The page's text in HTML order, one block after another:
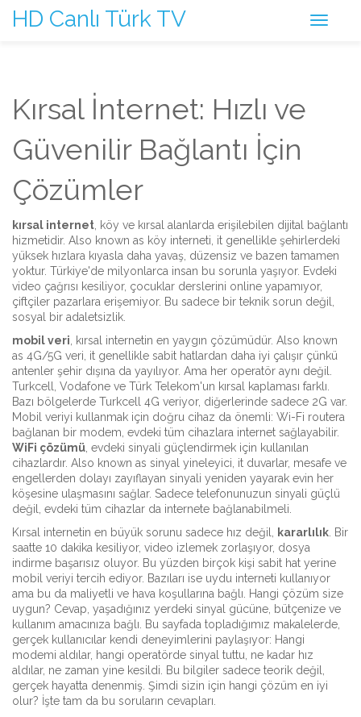
HD Canlı Türk TV
Kırsal İnternet: Hızlı ve
Güvenilir Bağlantı İçin
Çözümler
kırsal internet köy ve kırsal alanlarda erişilebilen dijital bağlantı
hizmetidir. Also known as köy interneti , it genellikle şehirlerdeki
yüksek hızlara kıyasla daha yavaş, düzensiz ve bazen tamamen
yoktur. Türkiye'de milyonlarca insan bu sorunla yaşıyor. Evdeki
video çağrısı kesiliyor, çocuklar derslerini online yapamıyor,
çiftçiler pazarlara erişemiyor. Bu sadece bir teknik sorun değil,
sosyal bir adaletsizlik.
mobil veri
kırsal internetin en yaygın çözümüdür. Also known
as 4G/5G veri , it genellikle sabit hatlardan daha iyi çalışır çünkü
antenler şehir dışına da yayılıyor. Ama her operatör aynı değil.
Turkcell, Vodafone ve Türk Telekom'un kırsal kaplaması farklı.
Bazı bölgelerde Turkcell 4G veriyor, diğerlerinde sadece 2G var.
Mobil veriyi kullanmak için doğru cihaz da önemli: Wi-Fi routera
bağlanan bir modem, evdeki tüm cihazlara internet sağlayabilir.
WiFi çözümü evdeki sinyali güçlendirmek için kullanılan
cihazlardır. Also known as sinyal yineleyici , it duvarlar, mesafe ve
engellerden dolayı zayıflayan sinyali yeniden yayarak evin her
köşesine ulaşmasını sağlar. Sadece telefonunuzun sinyali güçlü
değil, evdeki tüm cihazlar da internete bağlanabilmeli.
Kırsal internetin en büyük sorunu sadece hız değil,
kararlılık . Bir
saatte 10 dakika kesiliyor, video izlemek zorlaşıyor, dosya
indirme başarısız oluyor. Bu yüzden birçok kişi sabit hat yerine
mobil veriyi tercih ediyor. Bazıları ise uydu interneti kullanıyor
ama bu da maliyetli ve hava koşullarına bağlı. Hangi çözüm size
uygun? Cevap, yaşadığınız yerdeki sinyal gücüne, bütçenize ve
kullanım amacınıza bağlı. Bu sayfada topladığımız makalelerde,
gerçek kullanıcılar kendi deneyimlerini paylaşıyor: Hangi
modemi aldılar, hangi operatörde sinyal tuttu, ne kadar hız
aldılar, ne zaman yine kesildi. Bu bilgiler sadece teorik değil,
gerçek hayatta denenmiş. Şimdi sizin için hangi çözüm en iyi
olur? İşte tam da bu soruların cevapları.